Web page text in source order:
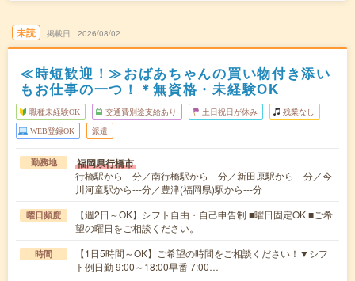
未読 掲載日 2026/08/02
≪時短歓迎！≫おばあちゃんの買い物付き添い
もお仕事の一つ！＊無資格・未経験OK
職種未経験OK 交通費別途支給あり 土日祝日が休み 残業なし
WEB登録OK 派遣
勤務地 福岡県行橋市
行橋駅から---分／南行橋駅から---分／新田原駅から---分／今
川河童駅から---分／豊津(福岡県)駅から---分
曜日頻度
【週2日～OK】シフト自由・自己申告制 ■曜日固定OK ■ご希
望の曜日をご相談ください。
時間
【1日5時間～OK】ご希望の時間をご相談ください！▼シフ
ト例日勤 9:00～18:00早番 7:00…